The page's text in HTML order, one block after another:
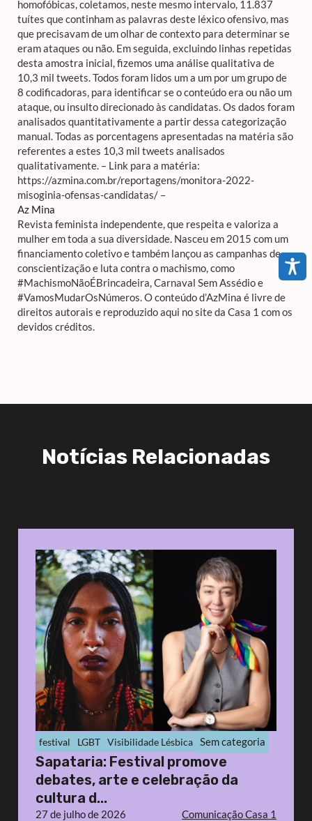
homofóbicas, coletamos, neste mesmo intervalo, 11.837
tuítes que continham as palavras deste léxico ofensivo, mas
que precisavam de um olhar de contexto para determinar se
eram ataques ou não. Em seguida, excluindo linhas repetidas
desta amostra inicial, fizemos uma análise qualitativa de
10,3 mil tweets. Todos foram lidos um a um por um grupo de
8 codificadoras, para identificar se o conteúdo era ou não um
ataque, ou insulto direcionado às candidatas. Os dados foram
analisados quantitativamente a partir dessa categorização
manual. Todas as porcentagens apresentadas na matéria são
referentes a estes 10,3 mil tweets analisados
qualitativamente. – Link para a matéria:
https://azmina.com.br/reportagens/monitora-2022-
misoginia-ofensas-candidatas/ –
Az Mina
Revista feminista independente, que respeita e valoriza a
mulher em toda a sua diversidade. Nasceu em 2015 com um
financiamento coletivo e também lançou as campanhas de
conscientização e luta contra o machismo, como
#MachismoNãoÉBrincadeira, Carnaval Sem Assédio e
#VamosMudarOsNúmeros. O conteúdo d’AzMina é livre de
direitos autorais e reproduzido aqui no site da Casa 1 com os
devidos créditos.
Notícias Relacionadas
festival LGBT Visibilidade Lésbica Sem categoria
Sapataria: Festival promove
debates, arte e celebração da
cultura d...
27 de julho de 2026 Comunicação Casa 1